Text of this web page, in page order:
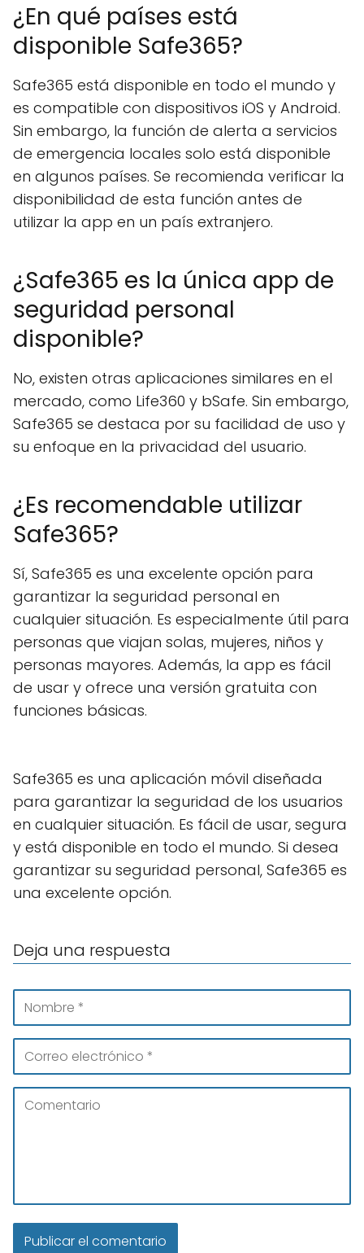
¿En qué países está
disponible Safe365?
Safe365 está disponible en todo el mundo y
es compatible con dispositivos iOS y Android.
Sin embargo, la función de alerta a servicios
de emergencia locales solo está disponible
en algunos países. Se recomienda verificar la
disponibilidad de esta función antes de
utilizar la app en un país extranjero.
¿Safe365 es la única app de
seguridad personal
disponible?
No, existen otras aplicaciones similares en el
mercado, como Life360 y bSafe. Sin embargo,
Safe365 se destaca por su facilidad de uso y
su enfoque en la privacidad del usuario.
¿Es recomendable utilizar
Safe365?
Sí, Safe365 es una excelente opción para
garantizar la seguridad personal en
cualquier situación. Es especialmente útil para
personas que viajan solas, mujeres, niños y
personas mayores. Además, la app es fácil
de usar y ofrece una versión gratuita con
funciones básicas.
Safe365 es una aplicación móvil diseñada
para garantizar la seguridad de los usuarios
en cualquier situación. Es fácil de usar, segura
y está disponible en todo el mundo. Si desea
garantizar su seguridad personal, Safe365 es
una excelente opción.
Deja una respuesta